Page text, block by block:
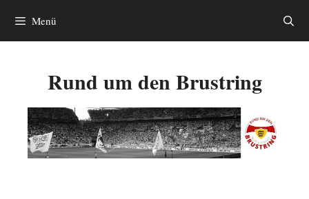
Inhalt
springen
Menü
Rund um den Brustring